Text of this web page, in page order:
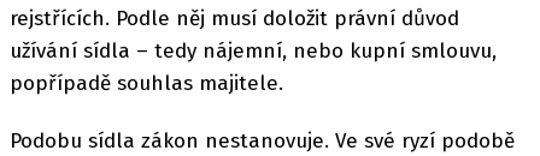
rejstřících. Podle něj musí doložit právní důvod
užívání sídla – tedy nájemní, nebo kupní smlouvu,
popřípadě souhlas majitele.
Podobu sídla zákon nestanovuje. Ve své ryzí podobě